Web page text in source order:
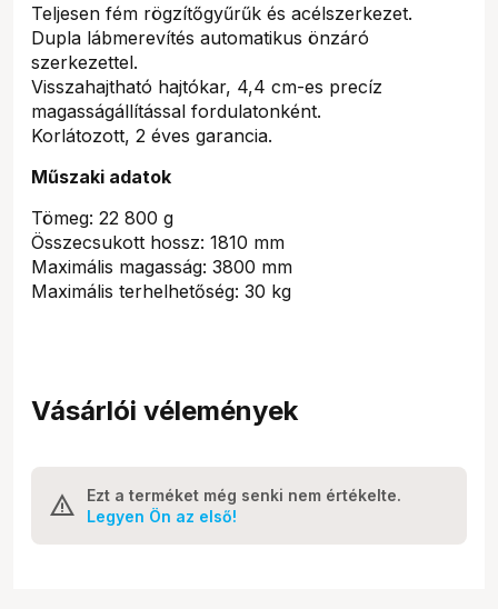
Teljesen fém rögzítőgyűrűk és acélszerkezet.
Dupla lábmerevítés automatikus önzáró
szerkezettel.
Visszahajtható hajtókar, 4,4 cm-es precíz
magasságállítással fordulatonként.
Korlátozott, 2 éves garancia.
Műszaki adatok
Tömeg: 22 800 g
Összecsukott hossz: 1810 mm
Maximális magasság: 3800 mm
Maximális terhelhetőség: 30 kg
Vásárlói vélemények
Ezt a terméket még senki nem értékelte.
Legyen Ön az első!